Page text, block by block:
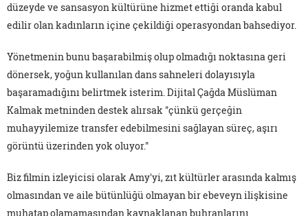
düzeyde ve sansasyon kültürüne hizmet ettiği oranda kabul
edilir olan kadınların içine çekildiği operasyondan bahsediyor.
Yönetmenin bunu başarabilmiş olup olmadığı noktasına geri
dönersek, yoğun kullanılan dans sahneleri dolayısıyla
başaramadığını belirtmek isterim. Dijital Çağda Müslüman
Kalmak metninden destek alırsak "çünkü gerçeğin
muhayyilemize transfer edebilmesini sağlayan süreç, aşırı
görüntü üzerinden yok oluyor."
Biz filmin izleyicisi olarak Amy'yi, zıt kültürler arasında kalmış
olmasından ve aile bütünlüğü olmayan bir ebeveyn ilişkisine
muhatap olamamasından kaynaklanan buhranlarını